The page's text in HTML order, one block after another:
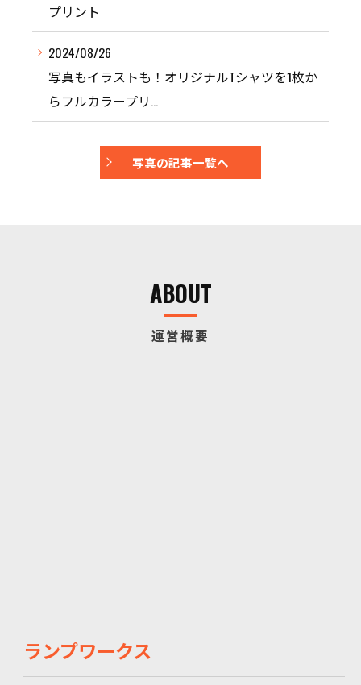
プリント
2024/08/26
写真もイラストも！オリジナルTシャツを1枚か
らフルカラープリ...
写真の記事一覧へ
ABOUT
運営概要
ランプワークス